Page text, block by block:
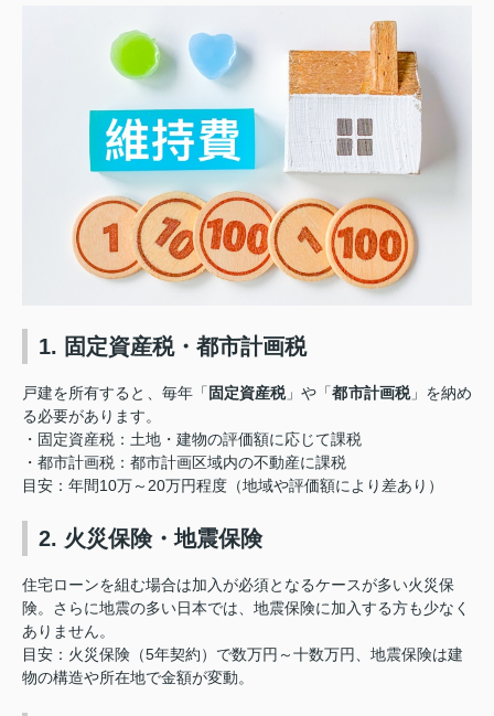
1. 固定資産税・都市計画税
戸建を所有すると、毎年「 固定資産税」や「都市計画税」を納め
る必要があります。
・固定資産税：土地・建物の評価額に応じて課税
・都市計画税：都市計画区域内の不動産に課税
目安 ：年間10万～20万円程度（地域や評価額により差あり）
2. 火災保険・地震保険
住宅ローンを組む場合は加入が必須となるケースが多い火災保
険。さらに地震の多い日本では、地震保険に加入する方も少なく
ありません。
目安 ：火災保険（5年契約）で数万円～十数万円、地震保険は建
物の構造や所在地で金額が変動。